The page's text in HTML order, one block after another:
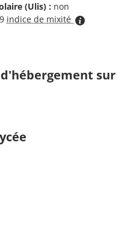
(Ulis) : non
indice de mixité
sur